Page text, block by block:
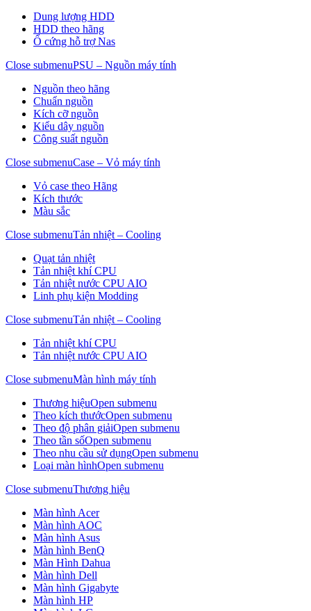
Dung lượng HDD
HDD theo hãng
Ổ cứng hỗ trợ Nas
Close submenuPSU – Nguồn máy tính
Nguồn theo hãng
Chuẩn nguồn
Kích cỡ nguồn
Kiểu dây nguồn
Công suất nguồn
Close submenuCase – Vỏ máy tính
Vỏ case theo Hãng
Kích thước
Màu sắc
Close submenuTản nhiệt – Cooling
Quạt tản nhiệt
Tản nhiệt khí CPU
Tản nhiệt nước CPU AIO
Linh phụ kiện Modding
Close submenuTản nhiệt – Cooling
Tản nhiệt khí CPU
Tản nhiệt nước CPU AIO
Close submenuMàn hình máy tính
Thương hiệuOpen submenu
Theo kích thướcOpen submenu
Theo độ phân giảiOpen submenu
Theo tần sốOpen submenu
Theo nhu cầu sử dụngOpen submenu
Loại màn hìnhOpen submenu
Close submenuThương hiệu
Màn hình Acer
Màn hình AOC
Màn hình Asus
Màn hình BenQ
Màn Hình Dahua
Màn hình Dell
Màn hình Gigabyte
Màn hình HP